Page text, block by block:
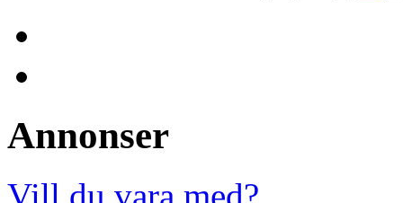
Annonser
Vill du vara med?